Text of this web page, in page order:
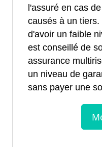
l'assuré en cas
causés à un
d'avoir un faible
est conseillé de
assurance
un niveau de
sans payer une